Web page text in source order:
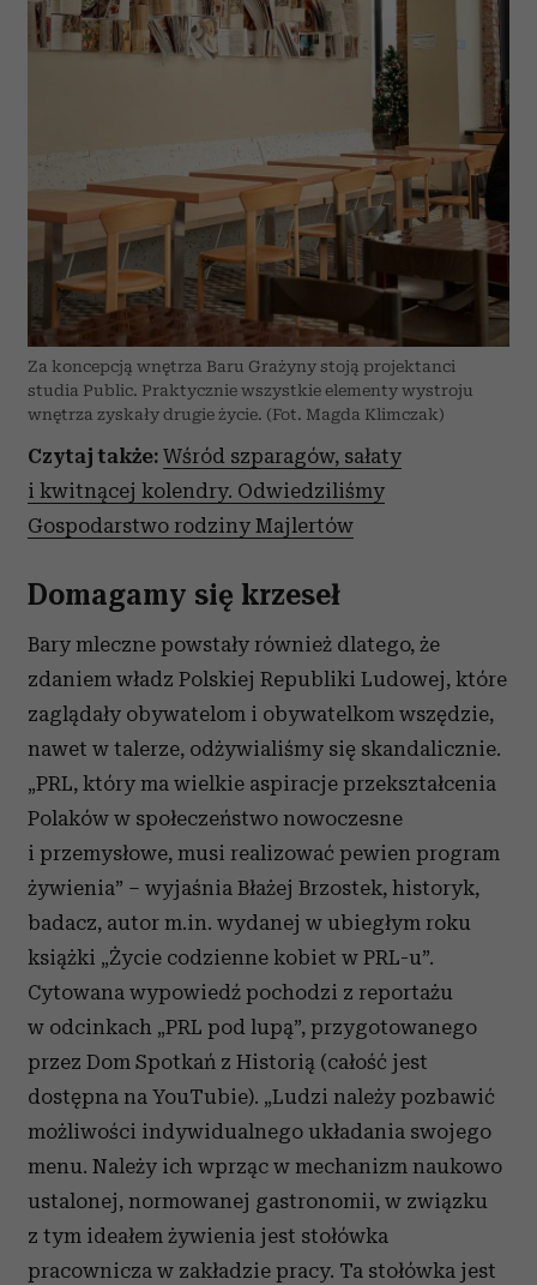
Za koncepcją wnętrza Baru Grażyny stoją projektanci
studia Public. Praktycznie wszystkie elementy wystroju
wnętrza zyskały drugie życie. (Fot. Magda Klimczak)
Czytaj także: Wśród szparagów, sałaty
i kwitnącej kolendry. Odwiedziliśmy
Gospodarstwo rodziny Majlertów
Domagamy się krzeseł
Bary mleczne powstały również dlatego, że
zdaniem władz Polskiej Republiki Ludowej, które
zaglądały obywatelom i obywatelkom wszędzie,
nawet w talerze, odżywialiśmy się skandalicznie.
„PRL, który ma wielkie aspiracje przekształcenia
Polaków w społeczeństwo nowoczesne
i przemysłowe, musi realizować pewien program
żywienia” – wyjaśnia Błażej Brzostek, historyk,
badacz, autor m.in. wydanej w ubiegłym roku
książki „Życie codzienne kobiet w PRL-u”.
Cytowana wypowiedź pochodzi z reportażu
w odcinkach „PRL pod lupą”, przygotowanego
przez Dom Spotkań z Historią (całość jest
dostępna na YouTubie). „Ludzi należy pozbawić
możliwości indywidualnego układania swojego
menu. Należy ich wprząc w mechanizm naukowo
ustalonej, normowanej gastronomii, w związku
z tym ideałem żywienia jest stołówka
pracownicza w zakładzie pracy. Ta stołówka jest